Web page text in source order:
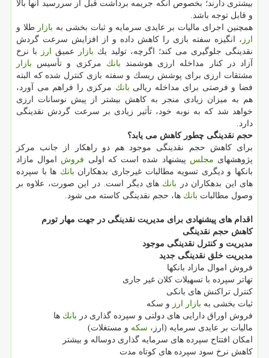
بیشتری دارند؛ بخصوص آنكه جریمه برداشت قبل از سررسید آنها بالا
و قابل توجه باشد.
همچنین اجرای مالیات بر عایدی سرمایه و ثبات بخشی به بازار طلا و
ارز ، انگیزه سفته بازی را كاهش داده و از افزایش سرعت گردش
نقدینگی جلوگیری می كند؛ اگرچه، تولید یك بازار عمیق ارز
با نرخ
آزاد در كنار مداخله ارزی هوشمند بانك مركزی و تأسیس بازار
مشتقات ارزی برای پوشش ریسك و سفته بازی كنترل شده كه البته
فضا و فرصتی برای مداخله ریالی بانك مركزی را فراهم می آورد،
هم به میزان زیادی منجر به كاهش بیشتر از پیش نوسانات ارزی
خواهد شد كه به نوبه خود، تأثیر زیادی بر سرعت گردش نقدینگی
دارد.
حجم نقدینگی چطور كاهش می یابد؟
برای كاهش حجم نقدینگی موجود هم دو راهكار از جانب مركز
پژوهشهای مجلس پیشنهاد شده است كه اولی فروش اموال مازاد
بانكها و دیگری تسویه مطالبات غیرجاری بدهكاران بانك ها با سپرده
های این بدهكاران در بانك های دیگر است. در این صورت، علاوه بر
وصول مطالبات بانك ها، حجم نقدینگی كاسته می شود.
اقدام های پیشنهادی برای مدیریت نقدینگی در جهت مهار تورم
كاهش حجم نقدینگی
مدیریت و كنترل نقدینگی موجود
مدیریت خلق نقدینگی جدید
فروش اموال مازاد بانكها
تهاتر سپرده با تسهیلات كلان غیر جاری
كنترل تراكنش های بانكی
ثبات بخشی به بازار ارز و سكه
فروش اوراق دارایی های دولتی و سپرده گذاری در بانك ها
مالیات بر عایدی سرمایه (ارز، سكه و مستغلات)
امكان افتتاح سپرده های سرمایه گذاری دوساله و بیشتر
كاهش نرخ سود سپرده های كوتاه مدت